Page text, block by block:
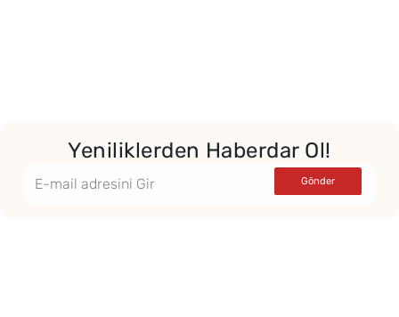
Yeniliklerden Haberdar Ol!